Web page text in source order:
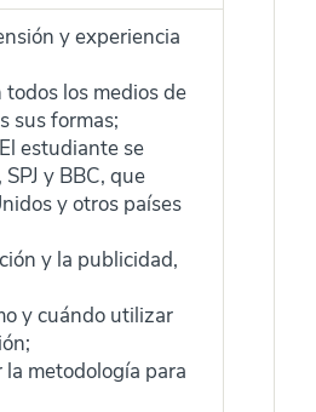
y experiencia
los medios de
sus formas;
estudiante se
y BBC, que
y otros países
y la publicidad,
y cuándo utilizar
metodología para